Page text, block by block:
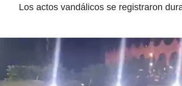
Los actos vandálicos se registraron